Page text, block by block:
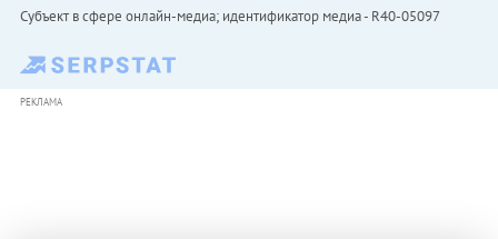
Субъект в сфере онлайн-медиа; идентификатор медиа - R40-05097
РЕКЛАМА